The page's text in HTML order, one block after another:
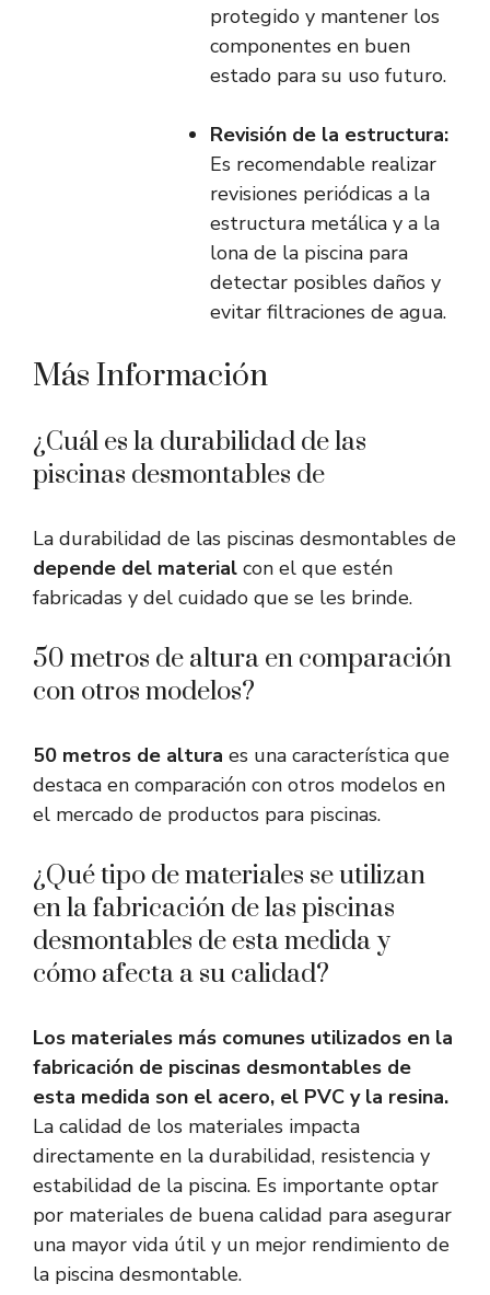
protegido y mantener los
componentes en buen
estado para su uso futuro.
Revisión de la estructura:
Es recomendable realizar
revisiones periódicas a la
estructura metálica y a la
lona de la piscina para
detectar posibles daños y
evitar filtraciones de agua.
Más Información
¿Cuál es la durabilidad de las
piscinas desmontables de
La durabilidad de las piscinas desmontables de
depende del material con el que estén
fabricadas y del cuidado que se les brinde.
50 metros de altura en comparación
con otros modelos?
50 metros de altura es una característica que
destaca en comparación con otros modelos en
el mercado de productos para piscinas.
¿Qué tipo de materiales se utilizan
en la fabricación de las piscinas
desmontables de esta medida y
cómo afecta a su calidad?
Los materiales más comunes utilizados en la
fabricación de piscinas desmontables de
esta medida son el acero, el PVC y la resina.
La calidad de los materiales impacta
directamente en la durabilidad, resistencia y
estabilidad de la piscina. Es importante optar
por materiales de buena calidad para asegurar
una mayor vida útil y un mejor rendimiento de
la piscina desmontable.